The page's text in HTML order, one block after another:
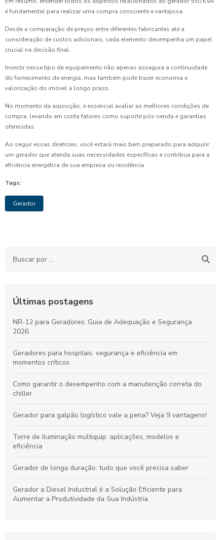
é fundamental para realizar uma compra consciente e vantajosa.
Desde a comparação de preços entre diferentes fabricantes até a
consideração de custos adicionais, cada elemento desempenha um papel
crucial na decisão final.
Investir nesse tipo de equipamento não apenas assegura a continuidade
do fornecimento de energia, mas também pode trazer economia e
valorização do imóvel a longo prazo.
No momento da aquisição, é essencial avaliar as melhores condições de
compra, levando em conta fatores como suporte pós-venda e garantias
oferecidas.
Ao seguir essas diretrizes, você estará mais bem preparado para adquirir
um gerador que atenda suas necessidades específicas e contribua para a
eficiência energética de sua empresa ou residência.
Tags:
Gerador
Últimas postagens
NR-12 para Geradores: Guia de Adequação e Segurança
2026
Geradores para hospitais: segurança e eficiência em
momentos críticos
Como garantir o desempenho com a manutenção correta do
chiller
Gerador para galpão logístico vale a pena? Veja 9 vantagens!
Torre de iluminação multiquip: aplicações, modelos e
eficiência
Gerador de longa duração: tudo que você precisa saber
Gerador a Diesel Industrial é a Solução Eficiente para
Aumentar a Produtividade da Sua Indústria